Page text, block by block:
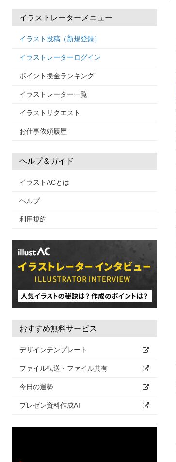
イラストレーターメニュー
イラスト投稿（新規登録）
イラストレーターログイン
ポイント換金ランキング
イラストレーター一覧
イラストリクエスト
お仕事依頼履歴
ヘルプ＆ガイド
イラストACとは
ヘルプ
利用規約
おすすめ無料サービス
デザインテンプレート
ファイル転送・ファイル共有
今日の運勢
プレゼン資料作成AI